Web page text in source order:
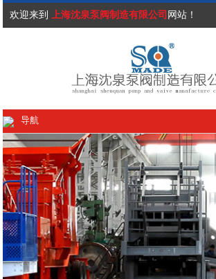
欢迎来到 上海沈泉泵阀制造有限公司 网站！
导航